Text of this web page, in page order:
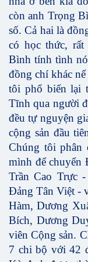
còn anh Trọng
số. Cả hai là
có học thức,
Bình tính tình
đồng chí khác
tôi phổ biến lại
Tĩnh qua người
đều tự nguyện
cộng sản đầu
Chúng tôi phân
mình để chuyển
Trần Cao Trực
Đảng Tân Việt -
Hàm, Dương
Bích, Dương
viên Cộng sản.
7 chi bộ với 42